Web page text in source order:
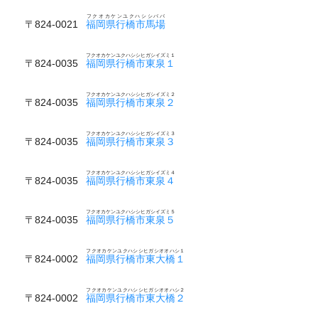
〒824-0021 福岡県行橋市馬場
フクオカケンユクハシシババ
〒824-0035 福岡県行橋市東泉１
フクオカケンユクハシシヒガシイズミ１
〒824-0035 福岡県行橋市東泉２
フクオカケンユクハシシヒガシイズミ２
〒824-0035 福岡県行橋市東泉３
フクオカケンユクハシシヒガシイズミ３
〒824-0035 福岡県行橋市東泉４
フクオカケンユクハシシヒガシイズミ４
〒824-0035 福岡県行橋市東泉５
フクオカケンユクハシシヒガシイズミ５
〒824-0002 福岡県行橋市東大橋１
フクオカケンユクハシシヒガシオオハシ１
〒824-0002 福岡県行橋市東大橋２
フクオカケンユクハシシヒガシオオハシ２